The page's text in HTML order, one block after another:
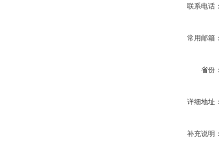
联系电话：
常用邮箱：
省份：
详细地址：
补充说明：